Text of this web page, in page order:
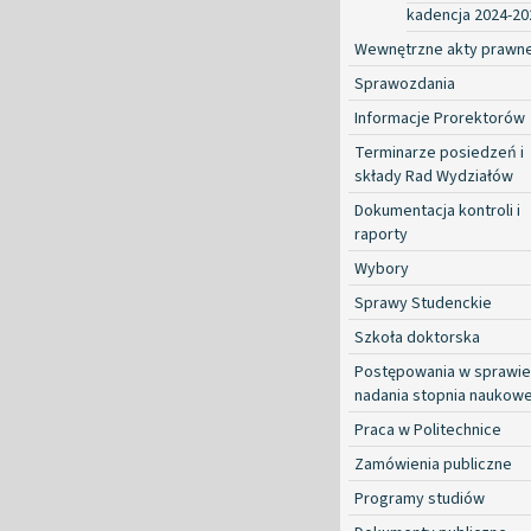
kadencja 2024-
Wewnętrzne akty
Sprawozdania
Informacje Prorektorów
Terminarze posiedzeń i
składy Rad Wydziałów
Dokumentacja kontroli i
raporty
Wybory
Sprawy Studenckie
Szkoła doktorska
Postępowania w sprawie
nadania stopnia
Praca w Politechnice
Zamówienia publiczne
Programy studiów